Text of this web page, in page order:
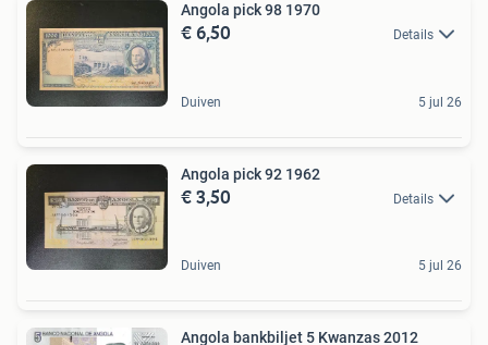
Angola pick 98 1970
€ 6,50 Details
Duiven 5 jul 26
Angola pick 92 1962
€ 3,50 Details
Duiven 5 jul 26
Angola bankbiljet 5 Kwanzas 2012